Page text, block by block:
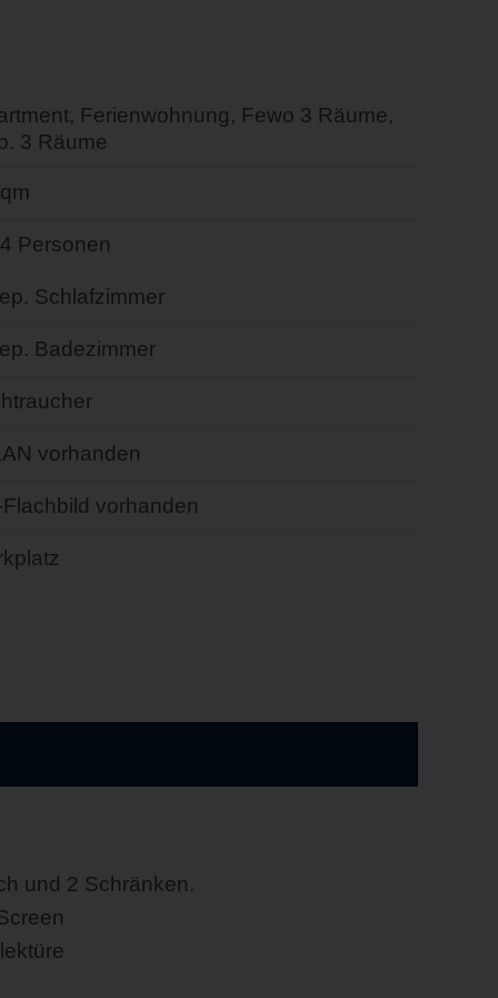
Ferienwohnung, Fewo 3 Räume,
3 Räume
Personen
Schlafzimmer
Badezimmer
vorhanden
Flachbild vorhanden
und 2 Schränken.